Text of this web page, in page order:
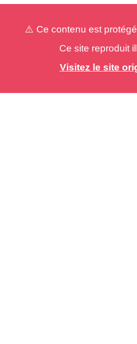
⚠️ Ce contenu est
Ce site reproduit
Visitez le site